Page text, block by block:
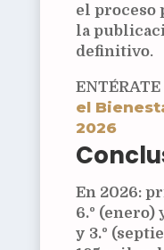
el proceso
la
definitivo.
ENTÉRATE
el
2026
En 2026:
6.º (enero)
y 3.º